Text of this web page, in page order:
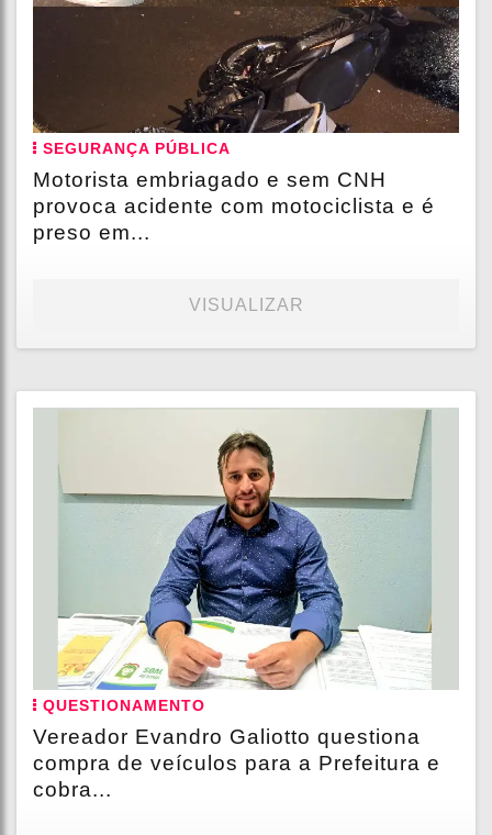
SEGURANÇA PÚBLICA
Motorista embriagado e sem CNH
provoca acidente com motociclista e é
preso em...
VISUALIZAR
QUESTIONAMENTO
Vereador Evandro Galiotto questiona
compra de veículos para a Prefeitura e
cobra...